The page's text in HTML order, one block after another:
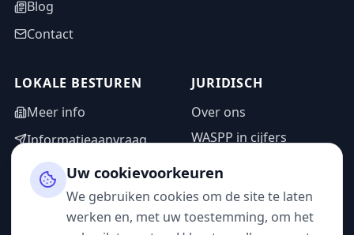
Blog
Contact
LOKALE BESTUREN
Meer info
Informatieaanvraag
Adminzone
JURIDISCH
Over ons
WASPP in cijfers
Privacybeleid
Gebruiksvoorwaarden
Uw cookievoorkeuren
We gebruiken cookies om de site te laten
werken en, met uw toestemming, om het